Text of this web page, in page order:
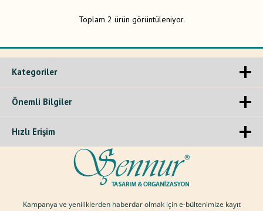
Toplam 2 ürün görüntüleniyor.
Kategoriler
Önemli Bilgiler
Hızlı Erişim
Kampanya ve yeniliklerden haberdar olmak için e-bültenimize kayıt